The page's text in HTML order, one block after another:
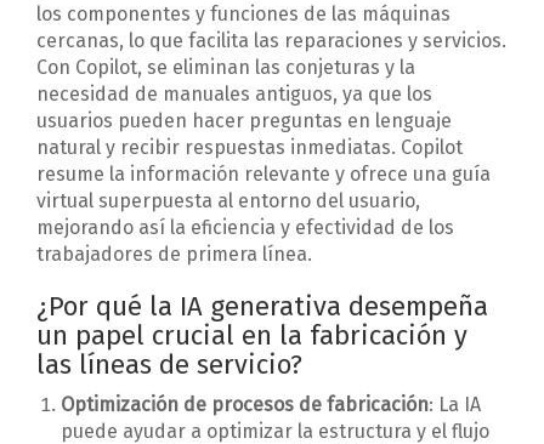
los componentes y funciones de las máquinas
cercanas, lo que facilita las reparaciones y servicios.
Con Copilot, se eliminan las conjeturas y la
necesidad de manuales antiguos, ya que los
usuarios pueden hacer preguntas en lenguaje
natural y recibir respuestas inmediatas. Copilot
resume la información relevante y ofrece una guía
virtual superpuesta al entorno del usuario,
mejorando así la eficiencia y efectividad de los
trabajadores de primera línea.
¿Por qué la IA generativa desempeña
un papel crucial en la fabricación y
las líneas de servicio?
Optimización de procesos de fabricación: La IA
puede ayudar a optimizar la estructura y el flujo